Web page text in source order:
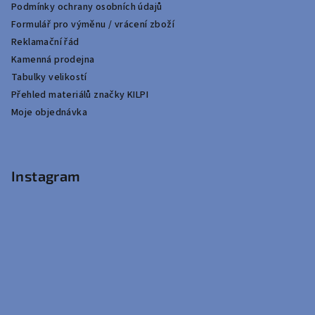
Podmínky ochrany osobních údajů
Formulář pro výměnu / vrácení zboží
Reklamační řád
Kamenná prodejna
Tabulky velikostí
Přehled materiálů značky KILPI
Moje objednávka
Instagram